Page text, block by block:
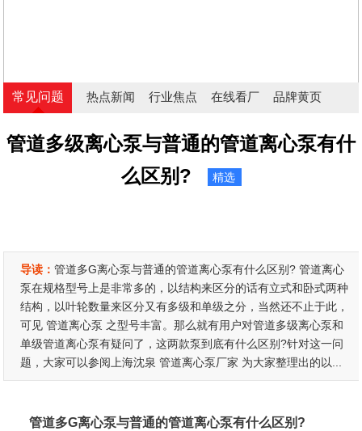
常见问题 热点新闻 行业焦点 在线看厂 品牌黄页
管道多级离心泵与普通的管道离心泵有什
么区别?
精选
导读：管道多G离心泵与普通的管道离心泵有什么区别? 管道离心
泵在规格型号上是非常多的，以结构来区分的话有立式和卧式两种
结构，以叶轮数量来区分又有多级和单级之分，当然还不止于此，
可见 管道离心泵 之型号丰富。那么就有用户对管道多级离心泵和
单级管道离心泵有疑问了，这两款泵到底有什么区别?针对这一问
题，大家可以参阅上海沈泉 管道离心泵厂家 为大家整理出的以...
管道多G离心泵与普通的管道离心泵有什么区别?